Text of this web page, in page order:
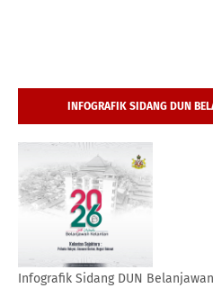
INFOGRAFIK SIDANG DUN
Infografik Sidang DUN